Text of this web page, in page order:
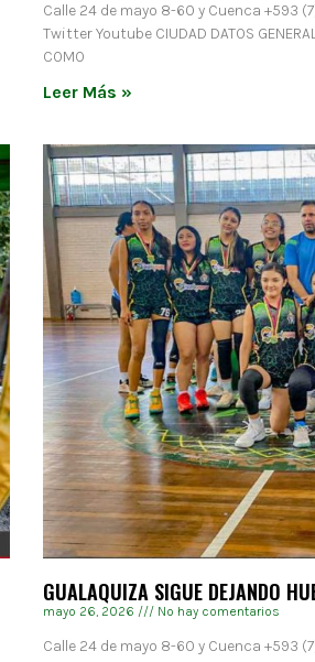
Calle 24 de mayo 8-60 y Cuenca +593
Twitter Youtube CIUDAD DATOS
COMO
Leer Más »
GUALAQUIZA SIGUE DEJANDO
mayo 26, 2026 No hay comentarios
Calle 24 de mayo 8-60 y Cuenca +593